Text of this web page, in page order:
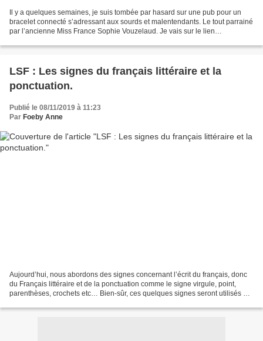
Il y a quelques semaines, je suis tombée par hasard sur une pub pour un
bracelet connecté s’adressant aux sourds et malentendants. Le tout parrainé
par l’ancienne Miss France Sophie Vouzelaud. Je vais sur le lien
LSF : Les signes du français littéraire et la
ponctuation.
Publié le 08/11/2019 à 11:23
Par Foeby Anne
Aujourd’hui, nous abordons des signes concernant l’écrit du français, donc
du Français littéraire et de la ponctuation comme le signe virgule, point,
parenthèses, crochets etc… Bien-sûr, ces quelques signes seront utilisés à